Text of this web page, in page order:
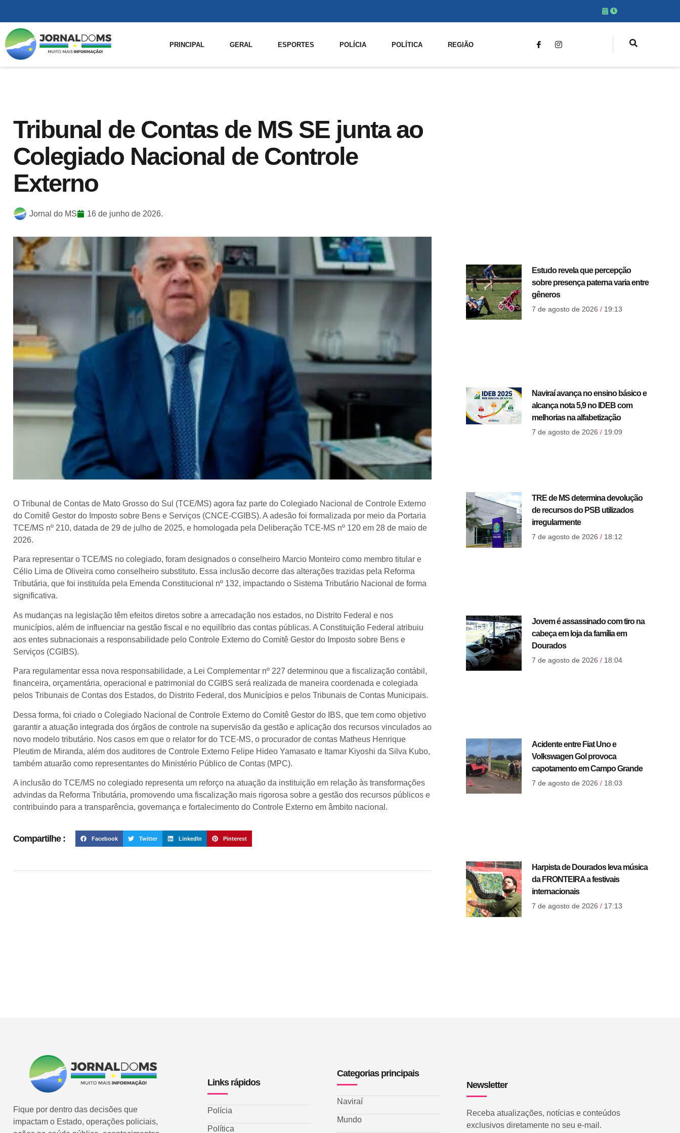
PRINCIPAL GERAL ESPORTES POLÍCIA POLÍTICA REGIÃO
Tribunal de Contas de MS SE junta ao
Colegiado Nacional de Controle
Externo
Jornal do MS 16 de junho de 2026.
O Tribunal de Contas de Mato Grosso do Sul (TCE/MS) agora faz parte do Colegiado Nacional de Controle Externo
do Comitê Gestor do Imposto sobre Bens e Serviços (CNCE-CGIBS). A adesão foi formalizada por meio da Portaria
TCE/MS nº 210, datada de 29 de julho de 2025, e homologada pela Deliberação TCE-MS nº 120 em 28 de maio de
2026.
Para representar o TCE/MS no colegiado, foram designados o conselheiro Marcio Monteiro como membro titular e
Célio Lima de Oliveira como conselheiro substituto. Essa inclusão decorre das alterações trazidas pela Reforma
Tributária, que foi instituída pela Emenda Constitucional nº 132, impactando o Sistema Tributário Nacional de forma
significativa.
As mudanças na legislação têm efeitos diretos sobre a arrecadação nos estados, no Distrito Federal e nos
municípios, além de influenciar na gestão fiscal e no equilíbrio das contas públicas. A Constituição Federal atribuiu
aos entes subnacionais a responsabilidade pelo Controle Externo do Comitê Gestor do Imposto sobre Bens e
Serviços (CGIBS).
Para regulamentar essa nova responsabilidade, a Lei Complementar nº 227 determinou que a fiscalização contábil,
financeira, orçamentária, operacional e patrimonial do CGIBS será realizada de maneira coordenada e colegiada
pelos Tribunais de Contas dos Estados, do Distrito Federal, dos Municípios e pelos Tribunais de Contas Municipais.
Dessa forma, foi criado o Colegiado Nacional de Controle Externo do Comitê Gestor do IBS, que tem como objetivo
garantir a atuação integrada dos órgãos de controle na supervisão da gestão e aplicação dos recursos vinculados ao
novo modelo tributário. Nos casos em que o relator for do TCE-MS, o procurador de contas Matheus Henrique
Pleutim de Miranda, além dos auditores de Controle Externo Felipe Hideo Yamasato e Itamar Kiyoshi da Silva Kubo,
também atuarão como representantes do Ministério Público de Contas (MPC).
A inclusão do TCE/MS no colegiado representa um reforço na atuação da instituição em relação às transformações
advindas da Reforma Tributária, promovendo uma fiscalização mais rigorosa sobre a gestão dos recursos públicos e
contribuindo para a transparência, governança e fortalecimento do Controle Externo em âmbito nacional.
Compartilhe : Facebook Twitter LinkedIn Pinterest
Estudo revela que percepção
sobre presença paterna varia entre
gêneros
7 de agosto de 2026 19:13
Naviraí avança no ensino básico e
alcança nota 5,9 no IDEB com
melhorias na alfabetização
7 de agosto de 2026 19:09
TRE de MS determina devolução
de recursos do PSB utilizados
irregularmente
7 de agosto de 2026 18:12
Jovem é assassinado com tiro na
cabeça em loja da família em
Dourados
7 de agosto de 2026 18:04
Acidente entre Fiat Uno e
Volkswagen Gol provoca
capotamento em Campo Grande
7 de agosto de 2026 18:03
Harpista de Dourados leva música
da FRONTEIRA a festivais
internacionais
7 de agosto de 2026 17:13
Fique por dentro das decisões que
impactam o Estado, operações policiais,
Links rápidos
Polícia
Política
Categorias principais
Naviraí
Mundo
Newsletter
Receba atualizações, notícias e conteúdos
exclusivos diretamente no seu e-mail.